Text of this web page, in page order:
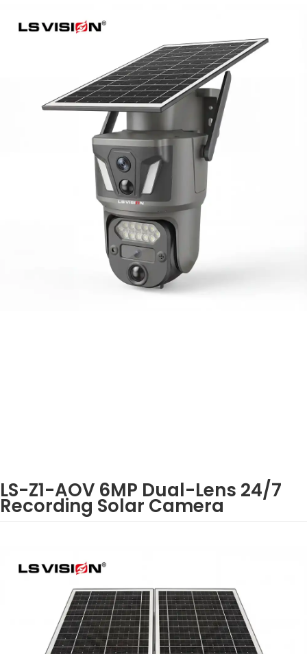
LS-Z1-AOV 6MP Dual-Lens 24/7
Recording Solar Camera